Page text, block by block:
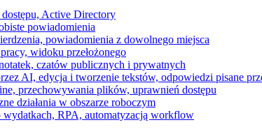
Active Directory
powiadomienia
powiadomienia z dowolnego miejsca
widoku przełożonego
czatów publicznych i prywatnych
AI, edycja i tworzenie tekstów, odpowiedzi pisane
przechowywania plików, uprawnień dostępu
działania w obszarze roboczym
wydatkach, RPA, automatyzacją workflow